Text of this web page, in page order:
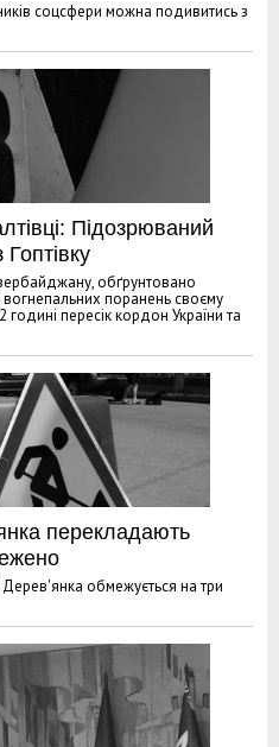
соцсфери можна подивитись з
Підозрюваний
Гоптівку
обґрунтовано
поранень своєму
пересік кордон України та
перекладають
Дерев'янка обмежується на три